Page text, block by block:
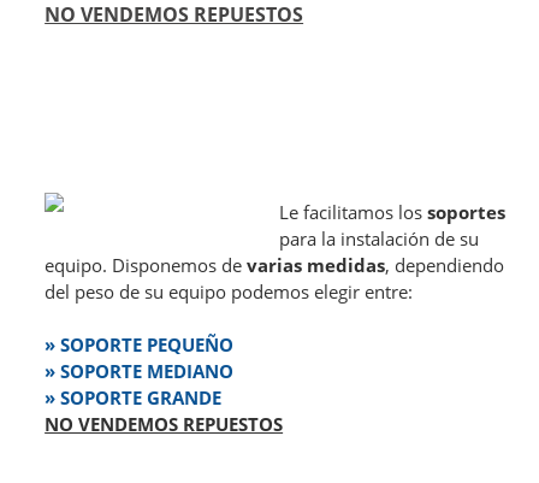
NO VENDEMOS REPUESTOS
Le facilitamos los soportes
para la instalación de su
equipo. Disponemos devarias medidas, dependiendo
del peso de su equipo podemos elegir entre:
» SOPORTE PEQUEÑO
» SOPORTE MEDIANO
» SOPORTE GRANDE
NO VENDEMOS REPUESTOS